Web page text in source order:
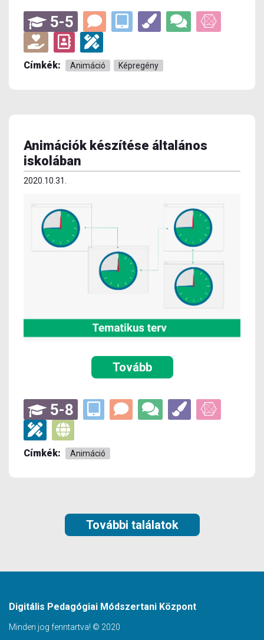
5-5
Címkék: Animáció Képregény
Animációk készítése általános
iskolában
2020.10.31.
Tovább
5-8
Címkék: Animáció
További találatok
Digitális Pedagógiai Módszertani Központ
Minden jog fenntartva! © 2020